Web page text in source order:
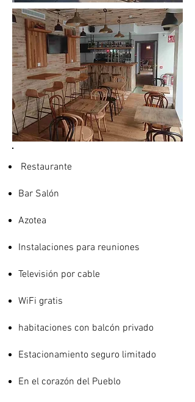
Restaurante
Bar Salón
Azotea
Instalaciones para reuniones
Televisión por cable
WiFi gratis
habitaciones con balcón privado
Estacionamiento seguro limitado
En el corazón del Pueblo